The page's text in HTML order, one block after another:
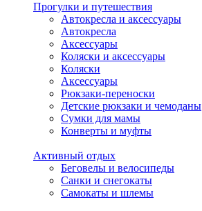
Прогулки и путешествия
Автокресла и аксессуары
Автокресла
Аксессуары
Коляски и аксессуары
Коляски
Аксессуары
Рюкзаки-переноски
Детские рюкзаки и чемоданы
Сумки для мамы
Конверты и муфты
Активный отдых
Беговелы и велосипеды
Санки и снегокаты
Самокаты и шлемы